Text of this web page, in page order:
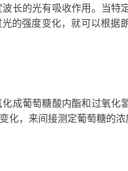
长的光有吸收作用。当特
的强度变化，就可以根据
成葡萄糖酸内酯和过氧化
化，来间接测定葡萄糖的浓